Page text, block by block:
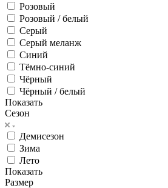
Розовый
Розовый / белый
Серый
Серый меланж
Синий
Тёмно-синий
Чёрный
Чёрный / белый
Показать
Сезон
Демисезон
Зима
Лето
Показать
Размер